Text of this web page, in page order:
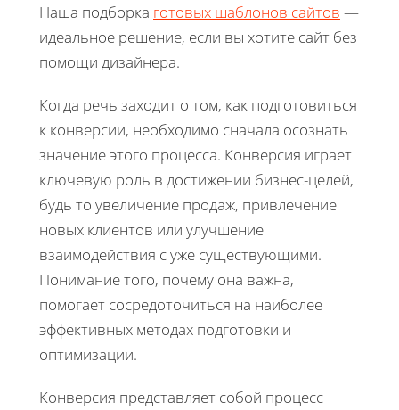
Наша подборка готовых шаблонов сайтов —
идеальное решение, если вы хотите сайт без
помощи дизайнера.
Когда речь заходит о том, как подготовиться
к конверсии, необходимо сначала осознать
значение этого процесса. Конверсия играет
ключевую роль в достижении бизнес-целей,
будь то увеличение продаж, привлечение
новых клиентов или улучшение
взаимодействия с уже существующими.
Понимание того, почему она важна,
помогает сосредоточиться на наиболее
эффективных методах подготовки и
оптимизации.
Конверсия представляет собой процесс